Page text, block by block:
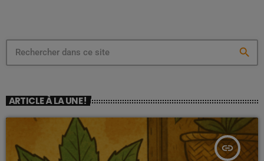
search
ARTICLE À LA UNE !
insert_link